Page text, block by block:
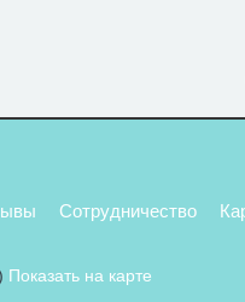
Сотрудничество
Показать на карте